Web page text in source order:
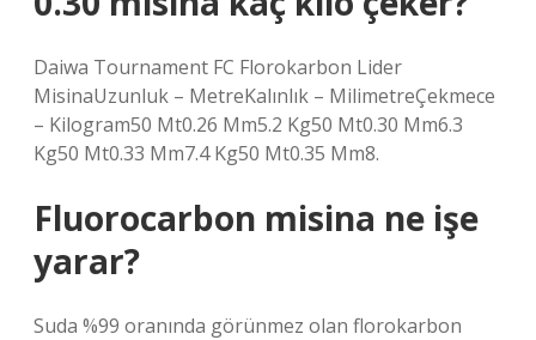
Daiwa Tournament FC Florokarbon Lider
MisinaUzunluk – MetreKalınlık – MilimetreÇekmece
– Kilogram50 Mt0.26 Mm5.2 Kg50 Mt0.30 Mm6.3
Kg50 Mt0.33 Mm7.4 Kg50 Mt0.35 Mm8.
Fluorocarbon misina ne işe
yarar?
Suda %99 oranında görünmez olan florokarbon